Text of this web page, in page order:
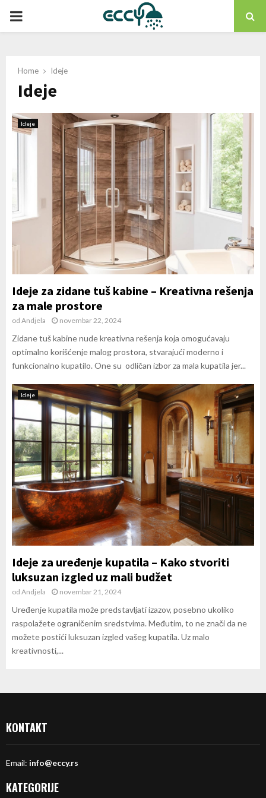
PRIMARY
Home Ideje
Ideje
Ideje
Ideje za zidane tuš kabine – Kreativna rešenja
za male prostore
od Andjela novembar 22, 2024
Zidane tuš kabine nude kreativna rešenja koja omogućavaju
optimalno korišćenje malog prostora, stvarajući moderno i
funkcionalno kupatilo. One su odličan izbor za mala kupatila jer...
Ideje
Ideje za uređenje kupatila – Kako stvoriti
luksuzan izgled uz mali budžet
od Andjela novembar 21, 2024
Uređenje kupatila može predstavljati izazov, posebno ukoliko
raspolažete ograničenim sredstvima. Međutim, to ne znači da ne
možete postići luksuzan izgled vašeg kupatila. Uz malo
kreativnosti,...
KONTAKT
Email: info@eccy.rs
KATEGORIJE